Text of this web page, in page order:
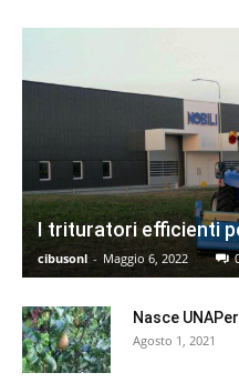
I trituratori efficienti
cibusonl - Maggio 6, 2022
Nasce
Agosto 1, 2021